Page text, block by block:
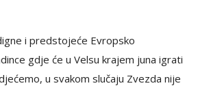
i predstojeće Evropsko
gdje će u Velsu krajem juna igrati
u svakom slučaju Zvezda nije